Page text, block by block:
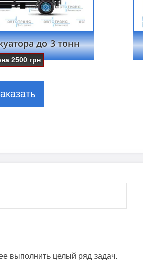
до 3 тонн
2500грн
выполнить целый ряд задач.